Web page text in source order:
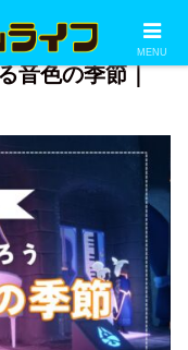
音色の季節｜
MENU